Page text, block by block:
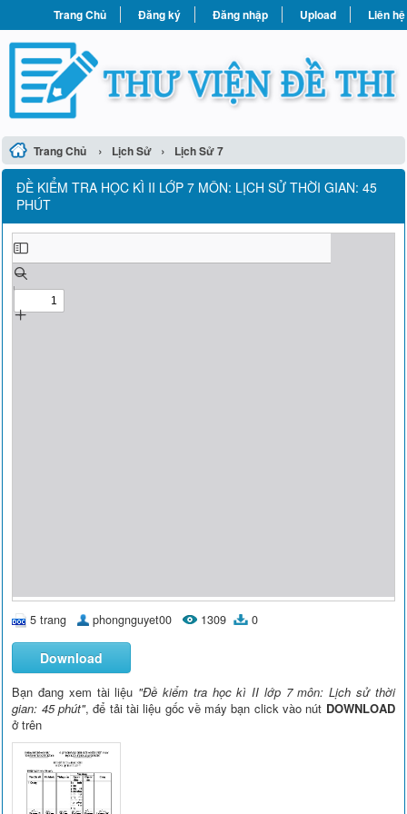
Trang Chủ Đăng ký Đăng nhập Upload Liên hệ
Trang Chủ › Lịch Sử › Lịch Sử 7
ĐỀ KIỂM TRA HỌC KÌ II LỚP 7 MÔN: LỊCH SỬ THỜI GIAN: 45
PHÚT
5 trang phongnguyet00 1309 0
Download
Bạn đang xem tài liệu "Đề kiểm tra học kì II lớp 7 môn: Lịch sử thời
gian: 45 phút", để tải tài liệu gốc về máy bạn click vào nút DOWNLOAD
ở trên